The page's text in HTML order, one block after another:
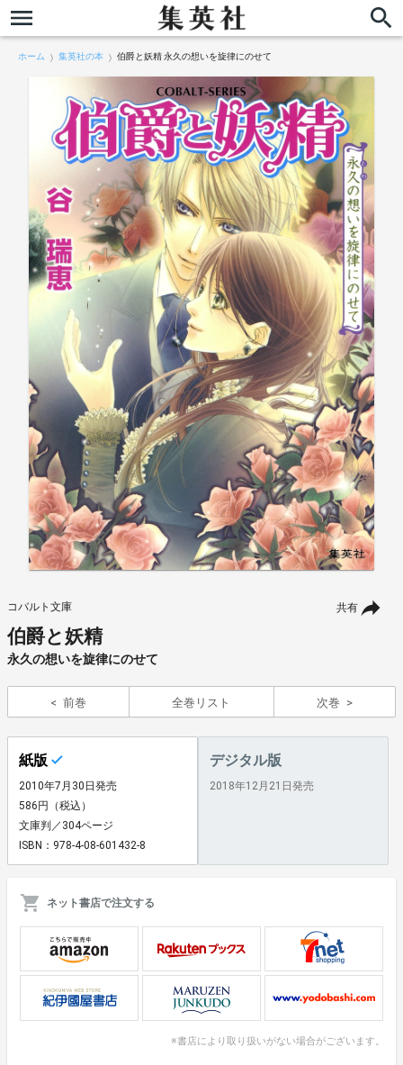
ホーム 集英社の本 伯爵と妖精 永久の想いを旋律にのせて
共有
コバルト文庫
伯爵と妖精
永久の想いを旋律にのせて
前巻 全巻リスト 次巻
紙版
2010年7月30日発売
586円（税込）
文庫判／304ページ
ISBN：978-4-08-601432-8
デジタル版
2018年12月21日発売
ネット書店で注文する
※書店により取り扱いがない場合がございます。